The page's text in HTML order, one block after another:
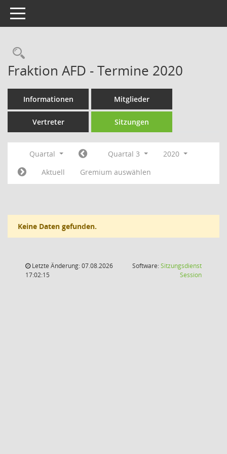
Toggle navigation
Rechercheauswahl
Fraktion AFD - Termine 2020
Informationen Mitglieder
Vertreter Sitzungen
Quartal Quartal 3
2020
Aktuell
Gremium auswählen
Keine Daten gefunden.
Letzte Änderung: 07.08.2026
17:02:15
Software:Sitzungsdienst
Session(Wird in